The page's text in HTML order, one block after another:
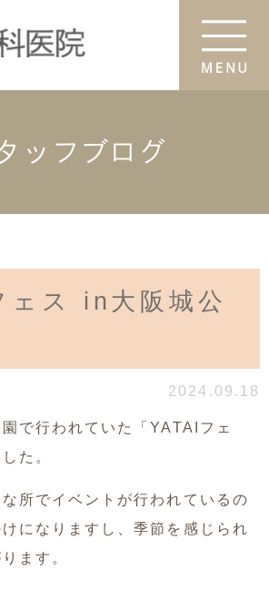
ッフブログ
ェス in大阪城公
2024.09.18
で行われていた「YATAIフェ
た。
所でイベントが行われているの
になりますし、季節を感じられ
ます。